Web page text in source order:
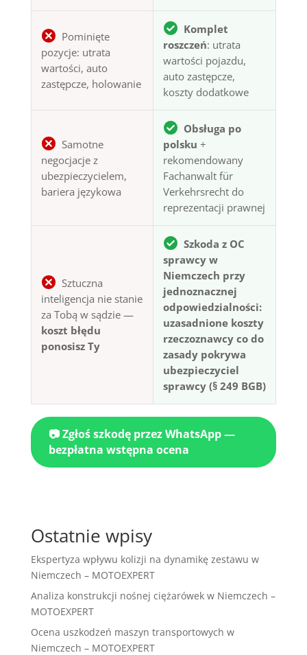
Pominięte
pozycje: utrata
wartości, auto
zastępcze, holowanie
Komplet
roszczeń: utrata
wartości pojazdu,
auto zastępcze,
koszty dodatkowe
Samotne
negocjacje z
ubezpieczycielem,
bariera językowa
Obsługa po
polsku +
rekomendowany
Fachanwalt für
Verkehrsrecht do
reprezentacji prawnej
Sztuczna
inteligencja nie stanie
za Tobą w sądzie —
koszt błędu
ponosisz Ty
Szkoda z OC
sprawcy w
Niemczech przy
jednoznacznej
odpowiedzialności:
uzasadnione koszty
rzeczoznawcy co do
zasady pokrywa
ubezpieczyciel
sprawcy (§ 249 BGB)
📷 Zgłoś szkodę przez WhatsApp —
bezpłatna wstępna ocena
Ostatnie wpisy
Ekspertyza wpływu kolizji na dynamikę zestawu w
Niemczech – MOTOEXPERT
Analiza konstrukcji nośnej ciężarówek w Niemczech –
MOTOEXPERT
Ocena uszkodzeń maszyn transportowych w
Niemczech – MOTOEXPERT